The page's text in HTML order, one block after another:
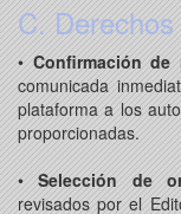
C.
•Confirmación de
comunicada
plataforma a los
proporcionadas.
•Selección de
revisados por el